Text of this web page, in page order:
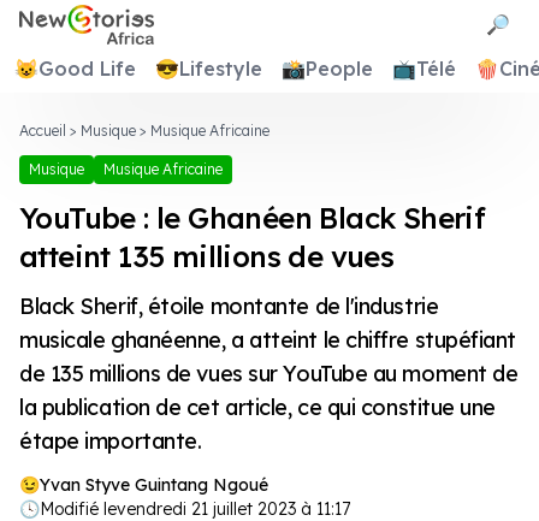
Newstories Africa
🔎
😺Good Life 😎Lifestyle 📸People 📺Télé 🍿
Accueil > Musique > Musique Africaine
Musique Musique Africaine
YouTube : le Ghanéen Black Sherif
atteint 135 millions de vues
Black Sherif, étoile montante de l'industrie
musicale ghanéenne, a atteint le chiffre stupéfiant
de 135 millions de vues sur YouTube au moment de
la publication de cet article, ce qui constitue une
étape importante.
Yvan Styve Guintang Ngoué
🕓Modifié levendredi 21 juillet 2023 à 11:17